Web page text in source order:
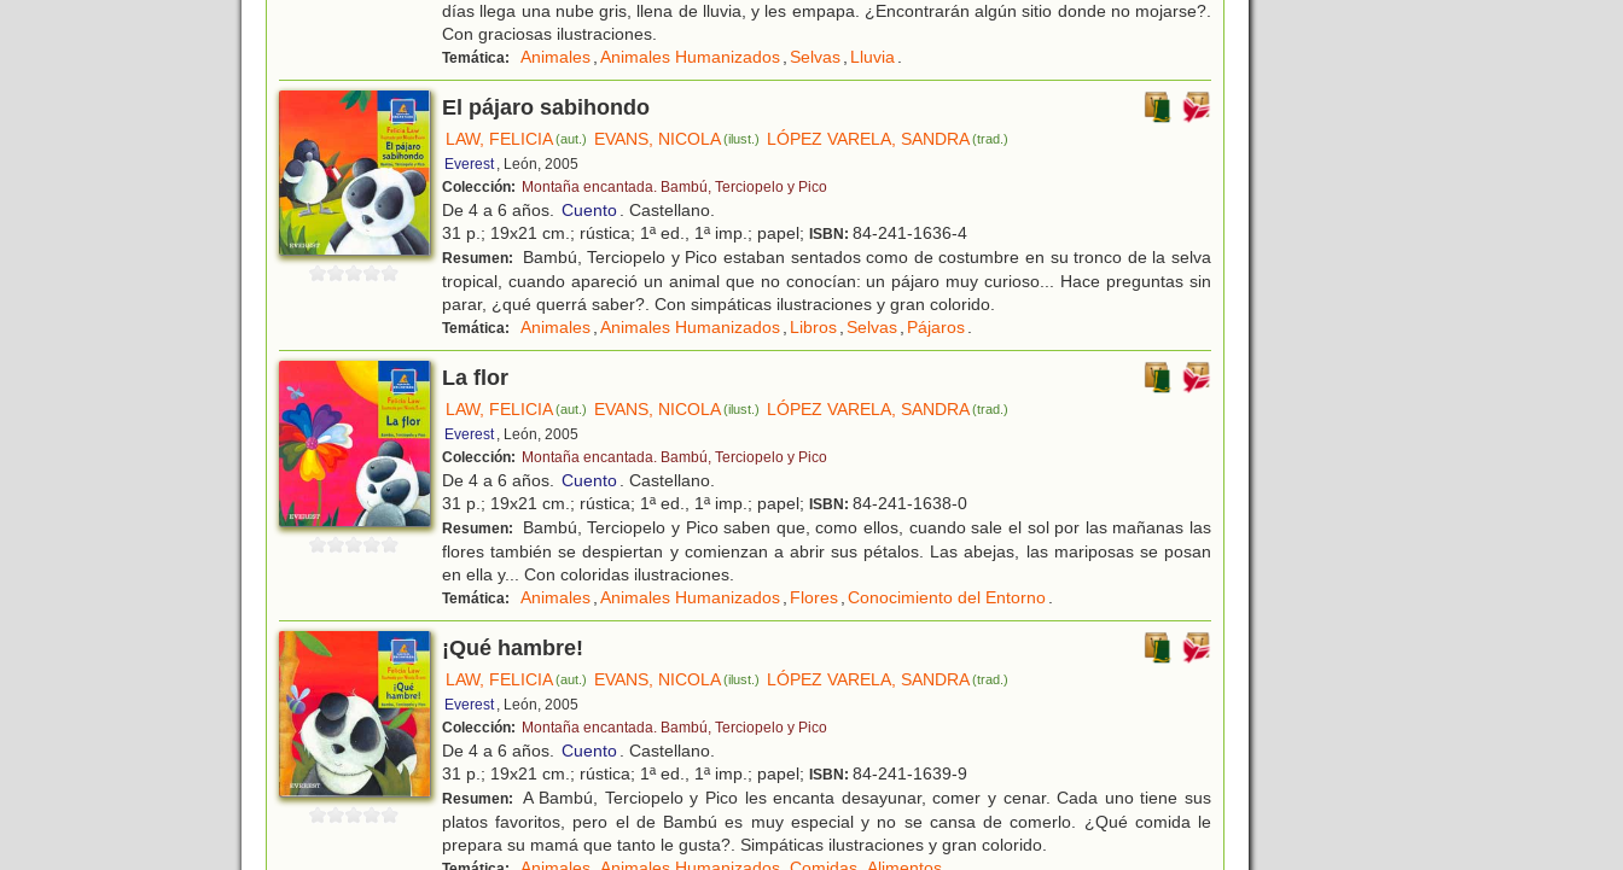
días llega una nube gris, llena de lluvia, y les empapa. ¿Encontrarán algún sitio donde no mojarse?.
Con graciosas ilustraciones.
Temática: Animales,Animales Humanizados,Selvas, Lluvia.
El pájaro sabihondo
LAW, FELICIA(aut.) EVANS, NICOLA(ilust.) LÓPEZ VARELA, SANDRA(trad.)
Everest , León, 2005
Colección: Montaña encantada. Bambú, Terciopelo y Pico
De 4 a 6 años. Cuento. Castellano.
31 p.; 19x21 cm.; rústica; 1ª ed., 1ª imp.; papel; ISBN: 84-241-1636-4
Resumen:
Bambú, Terciopelo y Pico estaban sentados como de costumbre en su tronco de la selva
tropical, cuando apareció un animal que no conocían: un pájaro muy curioso... Hace preguntas sin
parar, ¿qué querrá saber?. Con simpáticas ilustraciones y gran colorido.
Temática: Animales,Animales Humanizados, Libros,Selvas, Pájaros.
La flor
LAW, FELICIA(aut.) EVANS, NICOLA(ilust.) LÓPEZ VARELA, SANDRA(trad.)
Everest , León, 2005
Colección: Montaña encantada. Bambú, Terciopelo y Pico
De 4 a 6 años. Cuento. Castellano.
31 p.; 19x21 cm.; rústica; 1ª ed., 1ª imp.; papel; ISBN: 84-241-1638-0
Resumen:
Bambú, Terciopelo y Pico saben que, como ellos, cuando sale el sol por las mañanas las
flores también se despiertan y comienzan a abrir sus pétalos. Las abejas, las mariposas se posan
en ella y... Con coloridas ilustraciones.
Temática: Animales,Animales Humanizados, Flores,Conocimiento del Entorno.
¡Qué hambre!
LAW, FELICIA(aut.) EVANS, NICOLA(ilust.) LÓPEZ VARELA, SANDRA(trad.)
Everest , León, 2005
Colección: Montaña encantada. Bambú, Terciopelo y Pico
De 4 a 6 años. Cuento. Castellano.
31 p.; 19x21 cm.; rústica; 1ª ed., 1ª imp.; papel; ISBN: 84-241-1639-9
Resumen:
A Bambú, Terciopelo y Pico les encanta desayunar, comer y cenar. Cada uno tiene sus
platos favoritos, pero el de Bambú es muy especial y no se cansa de comerlo. ¿Qué comida le
prepara su mamá que tanto le gusta?. Simpáticas ilustraciones y gran colorido.